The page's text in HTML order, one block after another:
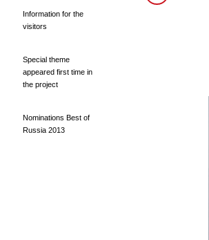
Information for the
visitors
Special theme
appeared first time in
the project
Nominations Best of
Russia 2013